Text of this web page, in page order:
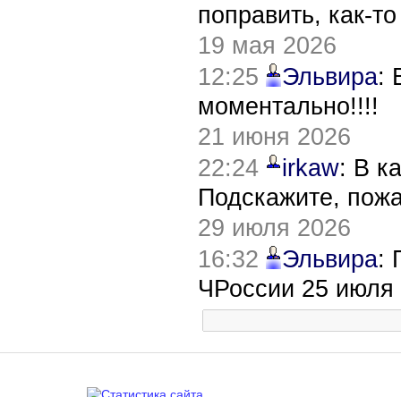
поправить, как-
19 мая 2026
12:25
Эльвира:
моментально!!!!
21 июня 2026
22:24
irkaw: В
Подскажите,
29 июля 2026
16:32
Эльвира:
ЧРоссии 25 июля